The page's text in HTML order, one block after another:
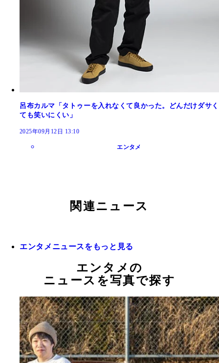
呂布カルマ「タトゥーを入れなくて良かった。どんだけダサく
ても笑いにくい」
2025年09月12日 13:10
エンタメ
関連ニュース
エンタメニュースをもっと見る
エンタメの
ニュースを写真で探す